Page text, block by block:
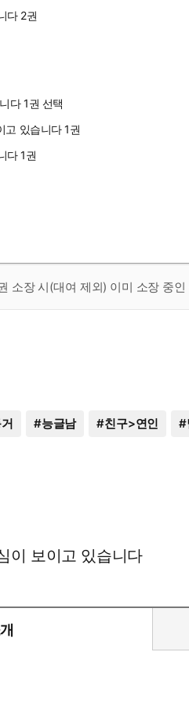
다 2권
다 1권 선택
다 1권
소장 시(대여 제외) 이미 소장 중
#능글남 #친구>연인 #
이 보이고 있습니다